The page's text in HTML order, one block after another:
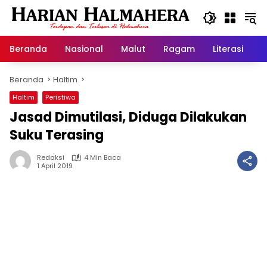
Langsung
Beranda
Nasional Malut Ragam Literasi
Beranda Haltim
Haltim Peristiwa
Jasad Dimutilasi, Diduga Dilakukan
Suku Terasing
Redaksi
4 Min Baca
1 April 2019